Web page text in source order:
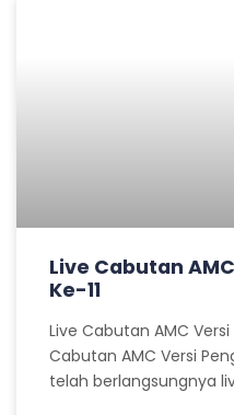
Live Cabutan
Ke-11
Live Cabutan AMC
Cabutan AMC Versi
telah berlangsungnya